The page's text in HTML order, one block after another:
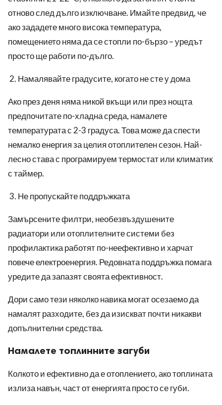
отново след дълго изключване. Имайте предвид, че
ако зададете много висока температура,
помещението няма да се стопли по-бързо – уредът
просто ще работи по-дълго.
Намалявайте градусите, когато не сте у дома
Ако през деня няма никой вкъщи или през нощта
предпочитате по-хладна среда, намалете
температурата с 2-3 градуса. Това може да спести
немалко енергия за целия отоплителен сезон. Най-
лесно става с програмируем термостат или климатик
с таймер.
Не пропускайте поддръжката
Замърсените филтри, необезвъздушените
радиатори или отоплителните системи без
профилактика работят по-неефективно и харчат
повече електроенергия. Редовната поддръжка помага
уредите да запазят своята ефективност.
Дори само тези няколко навика могат осезаемо да
намалят разходите, без да изискват почти никакви
допълнителни средства.
Намалете топлинните загуби
Колкото и ефективно да е отоплението, ако топлината
излиза навън, част от енергията просто се губи.